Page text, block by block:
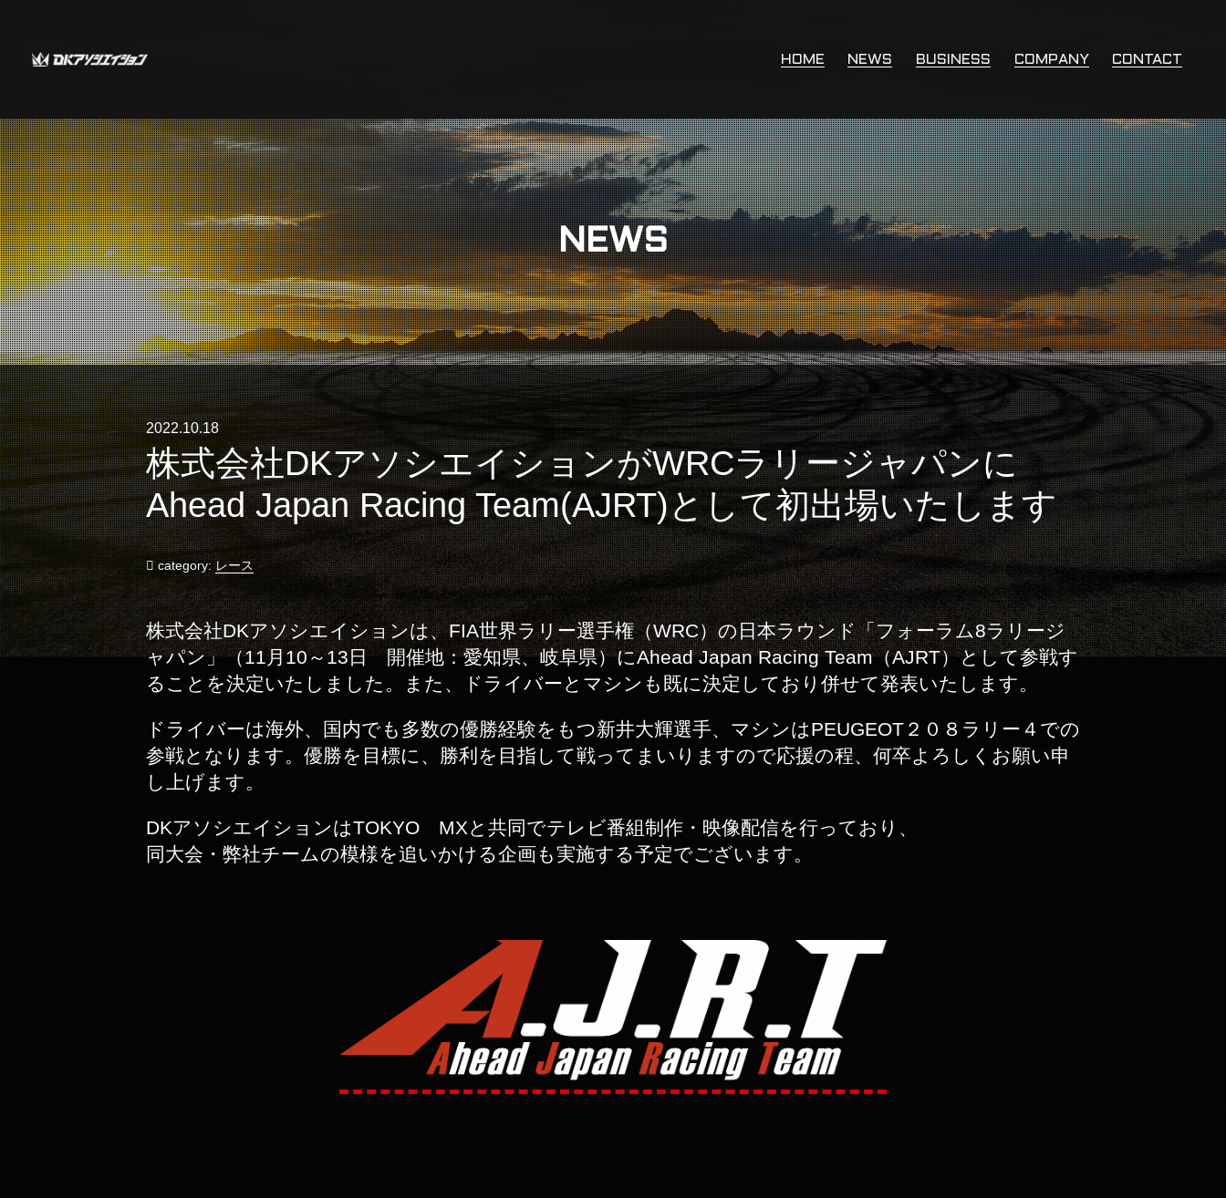
HOME NEWS BUSINESS COMPANY CONTACT
NEWS
2022.10.18
株式会社DKアソシエイションがWRCラリージャパンに
Ahead Japan Racing Team(AJRT)として初出場いたします
category:レース
株式会社DKアソシエイションは、FIA世界ラリー選手権（WRC）の日本ラウンド「フォーラム8ラリージ
ャパン」（11月10～13日 開催地：愛知県、岐阜県）にAhead Japan Racing Team（AJRT）として参戦す
ることを決定いたしました。また、ドライバーとマシンも既に決定しており併せて発表いたします。
ドライバーは海外、国内でも多数の優勝経験をもつ新井大輝選手、マシンはPEUGEOT２０８ラリー４での
参戦となります。優勝を目標に、勝利を目指して戦ってまいりますので応援の程、何卒よろしくお願い申
し上げます。
DKアソシエイションはTOKYO MXと共同でテレビ番組制作・映像配信を行っており、
同大会・弊社チームの模様を追いかける企画も実施する予定でございます。